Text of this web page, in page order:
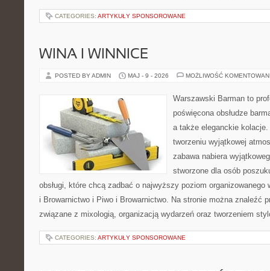
CATEGORIES: ARTYKUŁY SPONSOROWANE
WINA I WINNICE
POSTED BY ADMIN MAJ - 9 - 2026 MOŻLIWOŚĆ
Warszawski Barman to
poświęcona obsłudze
a także eleganckie
tworzeniu wyjątkowej
zabawa nabiera
stworzone dla osób
obsługi, które chcą zadbać o najwyższy poziom organizowanego
i Browarnictwo i Piwo i Browarnictwo. Na stronie można znaleźć
związane z mixologią, organizacją wydarzeń oraz tworzeniem
CATEGORIES: ARTYKUŁY SPONSOROWANE